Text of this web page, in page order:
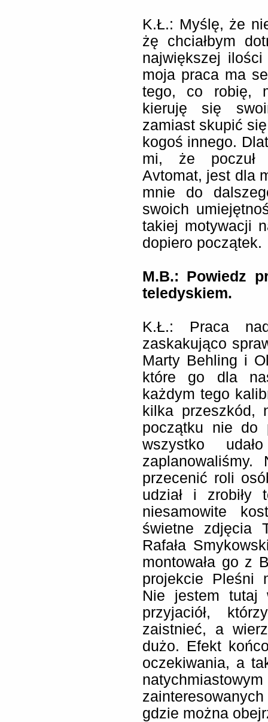
K.Ł.: Myślę, że
żę chciałbym
największej ilości
moja praca ma
tego, co robię,
kieruję się
zamiast skupić
kogoś innego.
mi, że poczuł
Avtomat, jest dla
mnie do
swoich
takiej motywacji
dopiero początek.
M.B.: Powiedz
teledyskiem.
K.Ł.: Praca
zaskakująco
Marty Behling i
które go dla
każdym tego
kilka przeszkód,
początku nie do
wszystko
przecenić roli
udział i
niesamowite
świetne zdjęcia
Rafała
montowała go z
projekcie Pleśni
Nie jestem tutaj
przyjaciół,
zaistnieć, a
dużo. Efekt
oczekiwania, a
gdzie można